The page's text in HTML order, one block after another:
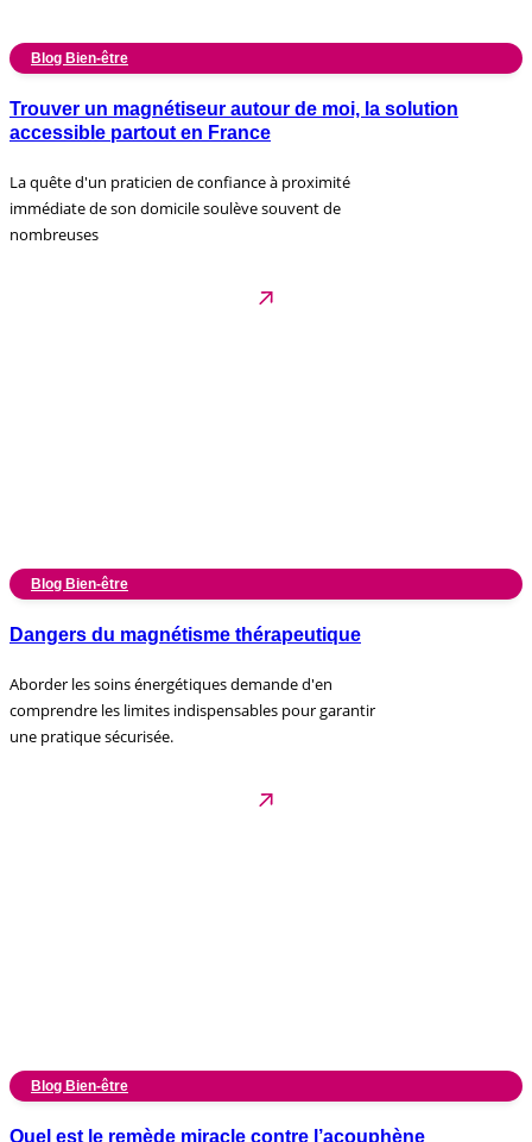
Blog Bien-être
Trouver un magnétiseur autour de moi, la solution
accessible partout en France
La quête d'un praticien de confiance à proximité
immédiate de son domicile soulève souvent de
nombreuses
Blog Bien-être
Dangers du magnétisme thérapeutique
Aborder les soins énergétiques demande d'en
comprendre les limites indispensables pour garantir
une pratique sécurisée.
Blog Bien-être
Quel est le remède miracle contre l’acouphène